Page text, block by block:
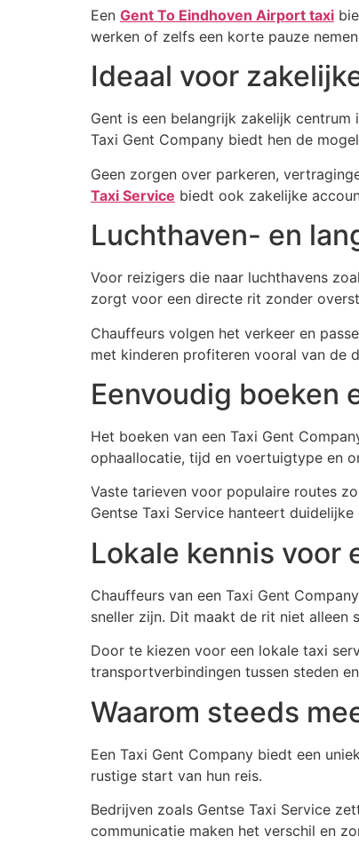
Een Gent To Eindhoven Airport taxi
werken of zelfs een korte pauze
Ideaal voor
Gent is een belangrijk zakelijk
Taxi Gent Company biedt hen de
Geen zorgen over parkeren,
Taxi Service biedt ook zakelijke
Luchthaven- en
Voor reizigers die naar luchthavens
zorgt voor een directe rit zonder
Chauffeurs volgen het verkeer en
met kinderen profiteren vooral van de
Eenvoudig boeken
Het boeken van een Taxi Gent
ophaallocatie, tijd en voertuigtype en
Vaste tarieven voor populaire routes
Gentse Taxi Service hanteert
Lokale kennis voor
Chauffeurs van een Taxi Gent
sneller zijn. Dit maakt de rit niet alleen
Door te kiezen voor een lokale taxi
transportverbindingen tussen steden
Waarom steeds
Een Taxi Gent Company biedt een
rustige start van hun reis.
Bedrijven zoals Gentse Taxi Service
communicatie maken het verschil en